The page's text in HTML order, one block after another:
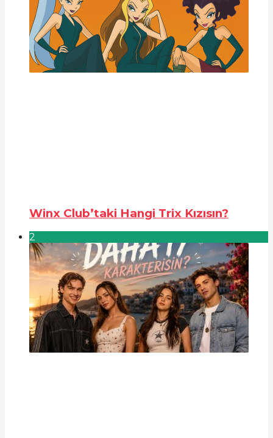
Winx Club’taki Hangi Trix Kızısın?
2